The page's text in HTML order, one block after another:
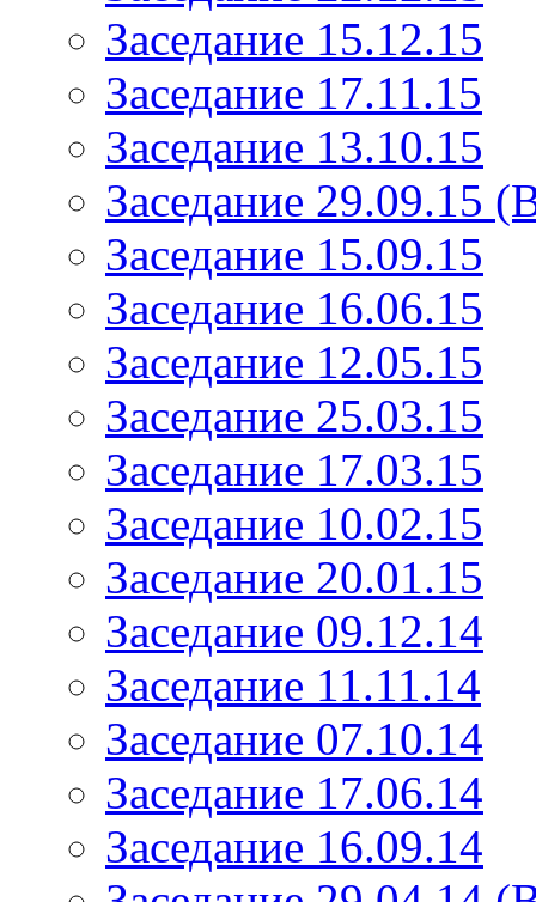
Заседание 15.12.15
Заседание 17.11.15
Заседание 13.10.15
Заседание 29.09.15
Заседание 15.09.15
Заседание 16.06.15
Заседание 12.05.15
Заседание 25.03.15
Заседание 17.03.15
Заседание 10.02.15
Заседание 20.01.15
Заседание 09.12.14
Заседание 11.11.14
Заседание 07.10.14
Заседание 17.06.14
Заседание 16.09.14